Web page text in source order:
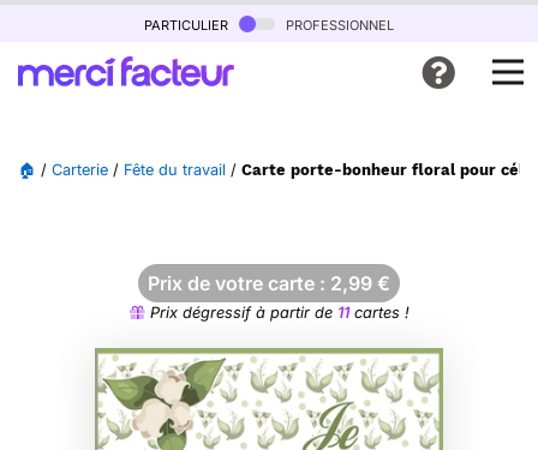
particulier professionnel
🏠 / Carterie / Fête du travail / Carte porte-bonheur floral pour
Prix de votre carte : 2,99 €
Prix dégressif à partir de 11cartes !